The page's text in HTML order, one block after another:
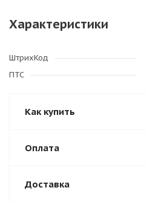
Характеристики
ШтрихКод
ПТС
Как купить
Оплата
Доставка